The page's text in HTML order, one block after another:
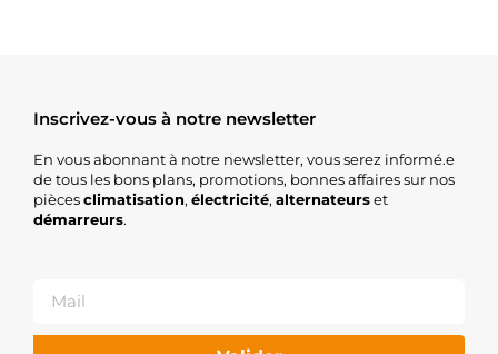
Inscrivez-vous à notre newsletter
En vous abonnant à notre newsletter, vous serez informé.e
de tous les bons plans, promotions, bonnes affaires sur nos
piècesclimatisation, électricité, alternateurset
démarreurs.